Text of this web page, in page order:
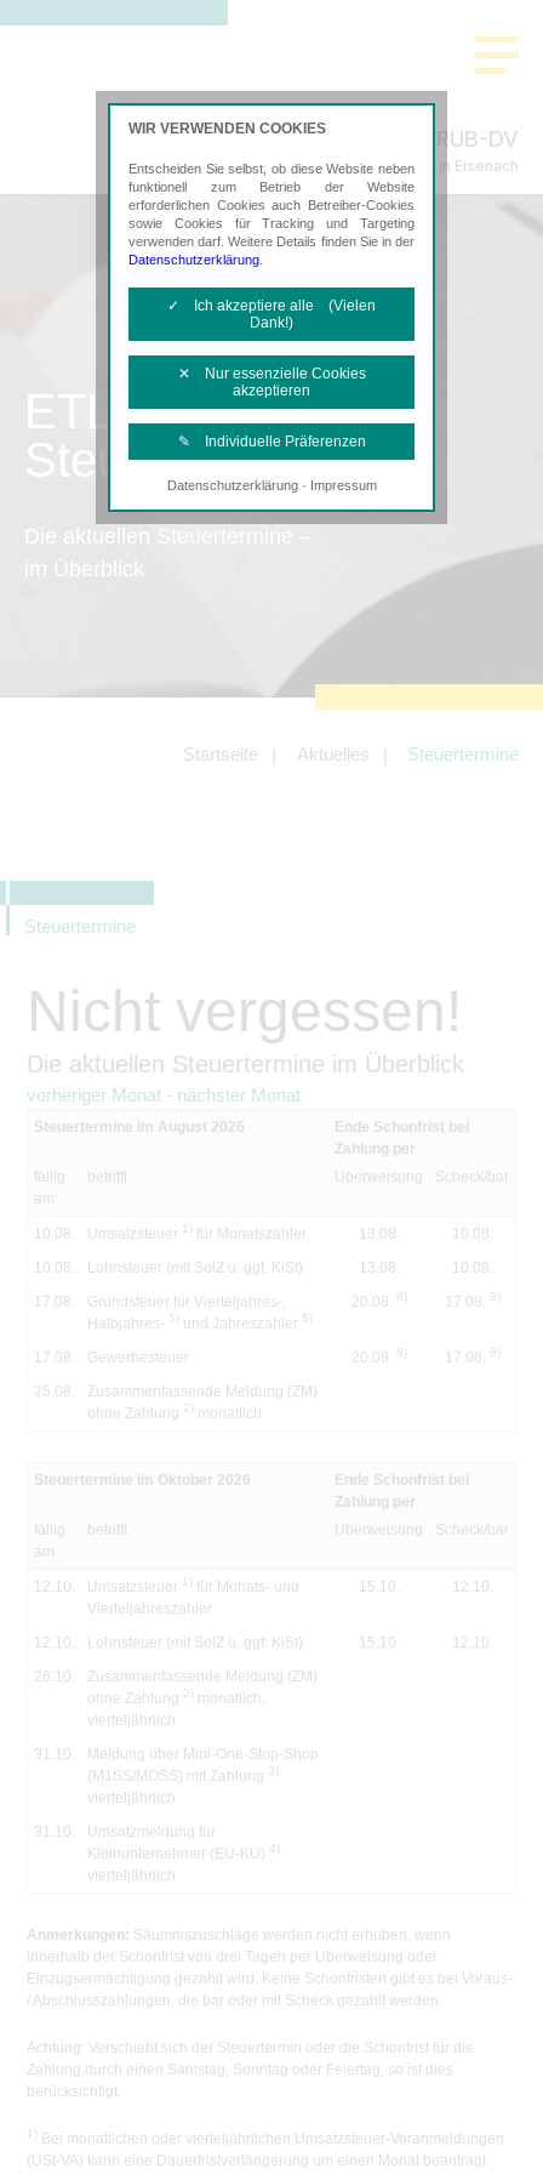
RUB-DV
Steuerberatung in Eisenach
ETL
Steuertermine
Die aktuellen Steuertermine –
im Überblick
Startseite Aktuelles Steuertermine
Steuertermine
Nicht vergessen!
Die aktuellen Steuertermine im Überblick
vorheriger Monat - nächster Monat
Steuertermine im August 2026
Ende Schonfrist bei
Zahlung per
fällig
am
betrifft Überweisung Scheck/bar
10.08. Umsatzsteuer 1) für Monatszahler 13.08.
10.08.
10.08.
Lohnsteuer (mit SolZ u. ggf. KiSt) 13.08.
10.08.
17.08.
Grundsteuer für Vierteljahres-,
Halbjahres- 5) und Jahreszahler 5)
20.08. 8) 17.08. 8)
17.08. Gewerbesteuer 20.08. 8) 17.08. 8)
25.08.
Zusammenfassende Meldung (ZM)
ohne Zahlung 2) monatlich
Steuertermine im Oktober 2026
Ende Schonfrist bei
Zahlung per
fällig
am
betrifft Überweisung Scheck/bar
12.10. Umsatzsteuer 1) für Monats- und
Vierteljahreszahler
15.10. 12.10.
12.10. Lohnsteuer (mit SolZ u. ggf. KiSt) 15.10.
12.10.
26.10.
Zusammenfassende Meldung (ZM)
ohne Zahlung 2) monatlich,
vierteljährlich
31.10.
Meldung über Mini-One-Stop-Shop
(M1SS/MOSS) mit Zahlung 3)
vierteljährlich
31.10.
Umsatzmeldung für
Kleinunternehmer (EU-KU) 4)
vierteljährlich
Anmerkungen: Säumniszuschläge werden nicht erhoben, wenn
innerhalb der Schonfrist von drei Tagen per Überweisung oder
Einzugsermächtigung gezahlt wird. Keine Schonfristen gibt es bei Voraus-
/ Abschlusszahlungen, die bar oder mit Scheck gezahlt werden.
Achtung: Verschiebt sich der Steuertermin oder die Schonfrist für die
Zahlung durch einen Samstag, Sonntag oder Feiertag, so ist dies
berücksichtigt.
1) Bei monatlichen oder vierteljährlichen Umsatzsteuer-Voranmeldungen
(USt-VA) kann eine Dauerfristverlängerung um einen Monat beantragt
WIR VERWENDEN COOKIES
Entscheiden Sie selbst, ob diese Website neben
funktionell zum Betrieb der Website
erforderlichen Cookies auch Betreiber-Cookies
sowie Cookies für Tracking und Targeting
verwenden darf. Weitere Details finden Sie in der
Datenschutzerklärung
✓ Ich akzeptiere alle (Vielen
Dank!)
✕ Nur essenzielle Cookies
akzeptieren
✎ Individuelle Präferenzen
Notwendige Cookies
Diese Cookies sind erforderlich, um die
Tracking- und Targeting-Cookies
Diese Cookies sind erforderlich, um
unsere Website auf Ihre Bedürfnisse hin
zu optimieren. Hierzu gehört eine
bedarfsgerechte Gestaltung und
fortlaufende Verbesserung unseres
Angebotes einschließlich der
Angeboten von z.B. Facebook und
LinkedIn.
Datenschutzerklärung· Impressum